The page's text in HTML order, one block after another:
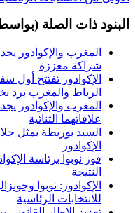
البنود ذات الصلة
المغرب والإكوادور
شراكة معززة
الإكوادور تفتتح أول
الرباط والمغرب يرد
المغرب والإكوادور
علاقاتهما الثنائية
السيد بوريطة يمثل
الإكوادور
فوز نوبوا برئاسة
النتيجة
الإكوادور: نوبوا
للانتخابات الرئاسية